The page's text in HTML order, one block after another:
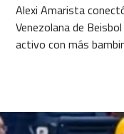
Alexi Amarista
Venezolana de
activo con más